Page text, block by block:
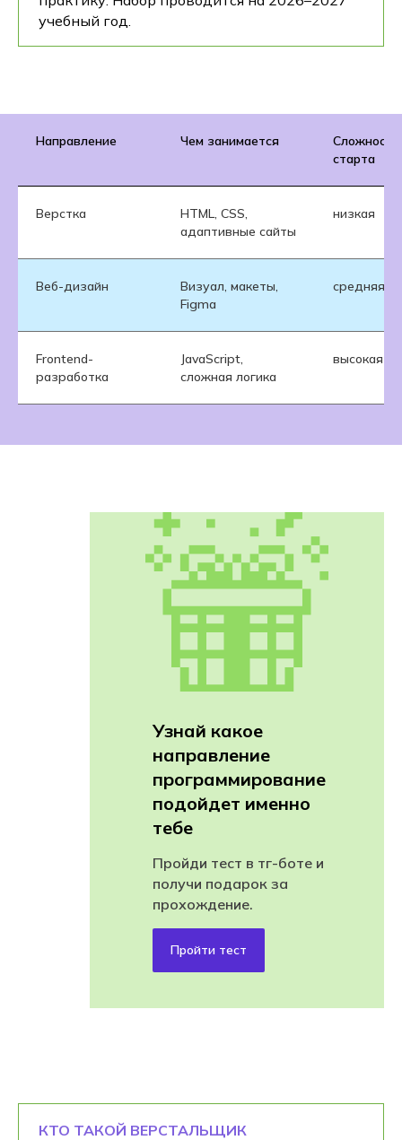
учебный год.
Направление Чем занимается
Сложность
старта
Верстка
HTML, CSS,
адаптивные сайты
низкая
Веб-дизайн
Визуал, макеты,
Figma
средняя
Frontend-
разработка
JavaScript,
сложная логика
высокая
Узнай какое
направление
программирование
подойдет именно
тебе
Пройди тест в тг-боте и
получи подарок за
прохождение.
Пройти тест
КТО ТАКОЙ ВЕРСТАЛЬЩИК